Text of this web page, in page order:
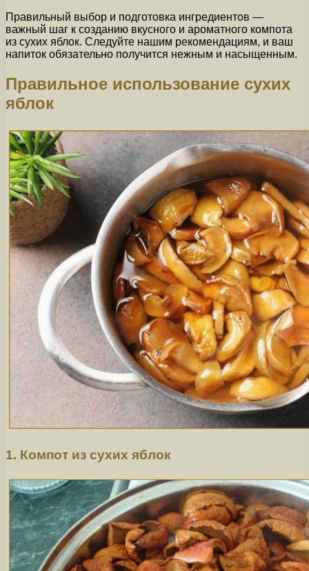
Правильный выбор и подготовка ингредиентов —
важный шаг к созданию вкусного и ароматного компота
из сухих яблок. Следуйте нашим рекомендациям, и ваш
напиток обязательно получится нежным и насыщенным.
Правильное использование сухих
яблок
1. Компот из сухих яблок